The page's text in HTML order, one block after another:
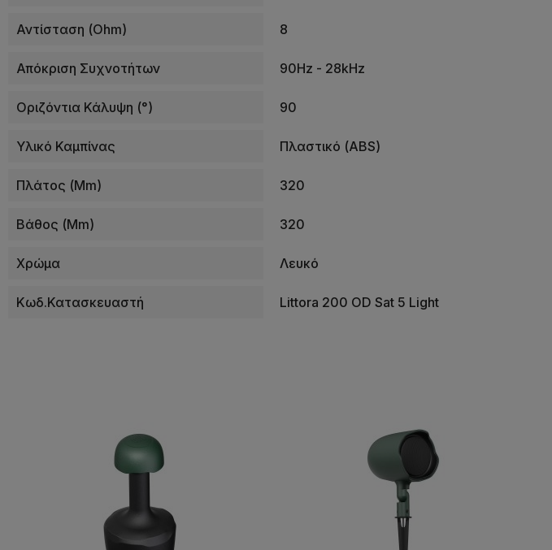
Αντίσταση (Ohm) 8
Απόκριση Συχνοτήτων 90Hz - 28kHz
Οριζόντια Κάλυψη (°) 90
Υλικό Καμπίνας Πλαστικό (ABS)
Πλάτος (mm) 320
Βάθος (mm) 320
Χρώμα Λευκό
Κωδ.Κατασκευαστή Littora 200 OD Sat 5 Light